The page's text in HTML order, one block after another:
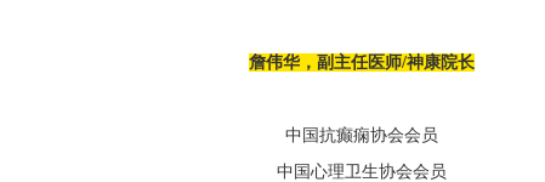
詹伟华，副主任医师/神康院长
中国抗癫痫协会会员
中国心理卫生协会会员